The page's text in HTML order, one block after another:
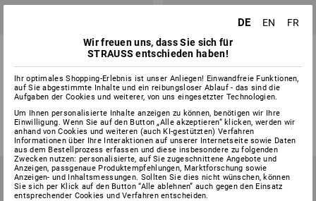
Test-Set Handwerk
Universalschraube-Plus
Senkopf
Variante
(m. MwSt.)
SETPREIS -15%
Test-Set"5-
6"Universalschraube -Plus
Senkopf, vz
1 Variante
52,12 €
(m. MwSt.)
DE EN
FR
Wir freuen uns, dass Sie sich für
STRAUSS entschieden haben!
Ihr optimales Shopping-Erlebnis ist unser Anliegen! Einwandfreie Funktionen,
auf Sie abgestimmte Inhalte und ein reibungsloser Ablauf - das sind die
Aufgaben der Cookies und weiterer, von uns eingesetzter Technologien.
Um Ihnen personalisierte Inhalte anzeigen zu können, benötigen wir Ihre
Einwilligung. Wenn Sie auf den Button „Alle akzeptieren“ klicken, werden wir
anhand von Cookies und weiteren (auch KI-gestützten) Verfahren
Informationen über Ihre Interaktionen auf unserer Internetseite sowie Daten
aus dem Bestellprozess erfassen und diese insbesondere zu folgenden
Zwecken nutzen: personalisierte, auf Sie zugeschnittene Angebote und
Anzeigen, passgenaue Produktempfehlungen, Marktforschung sowie
Anzeigen- und Inhaltsmessungen. Sollten Sie dies nicht wünschen, können
Sie sich per Klick auf den Button “Alle ablehnen” auch gegen den Einsatz
entsprechender Cookies und Verfahren entscheiden.